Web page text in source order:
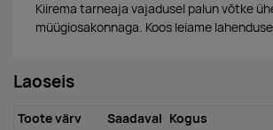
Kiirema tarneaja vajadusel palun võtke
müügiosakonnaga. Koos leiame
Laoseis
Toote värv Saadaval Kogus